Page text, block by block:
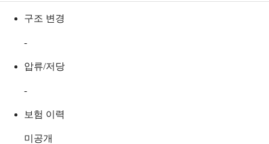
구조 변경
-
압류/저당
-
보험 이력
미공개